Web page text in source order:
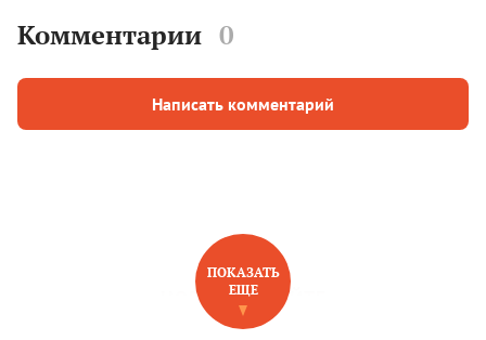
Комментарии 0
Написать комментарий
НОВОЕ НА САЙТЕ
ПОКАЗАТЬ
ЕЩЕ